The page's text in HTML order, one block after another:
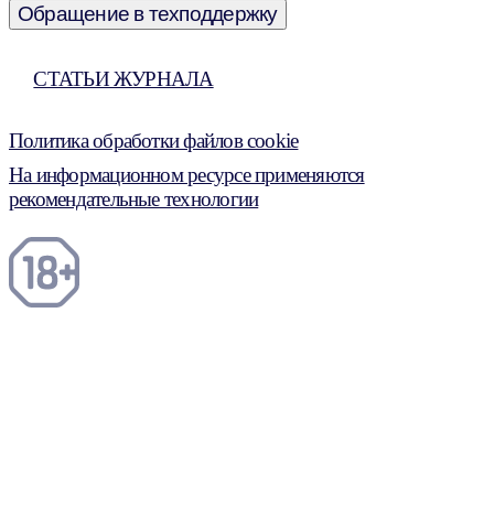
Обращение в техподдержку
СТАТЬИ ЖУРНАЛА
Политика обработки файлов cookie
На информационном ресурсе применяются
рекомендательные технологии